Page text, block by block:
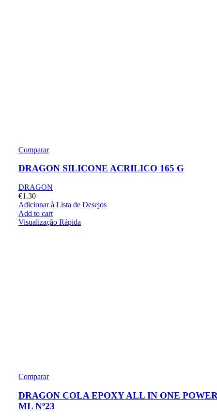
Comparar
DRAGON SILICONE ACRILICO 165 G
DRAGON
€1.30
Adicionar à Lista de Desejos
Add to cart
Visualização Rápida
Comparar
DRAGON COLA EPOXY ALL IN ONE
ML Nº23